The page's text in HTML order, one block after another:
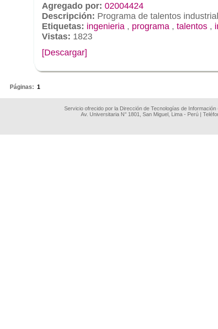
Agregado por: 02004424
Descripción: Programa de talentos
Etiquetas: ingenieria , programa , talentos ,
Vistas: 1823
[Descargar]
Páginas: 1
Servicio ofrecido por la Dirección de Tecnologías de
Av. Universitaria N° 1801, San Miguel, Lima - Perú |